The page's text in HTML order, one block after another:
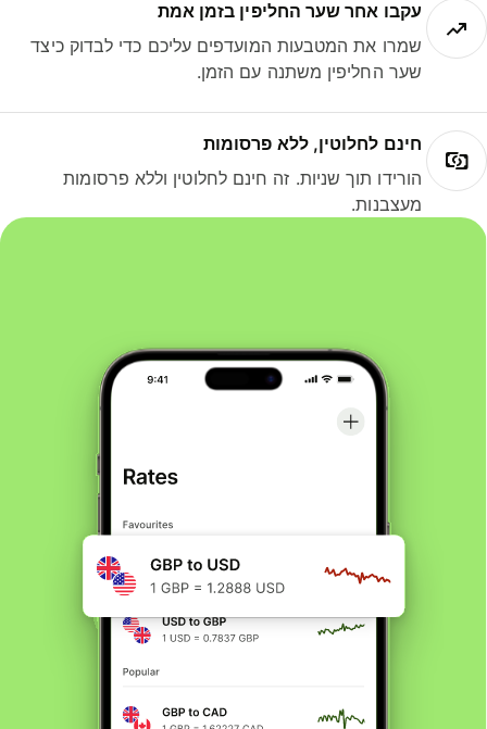
עקבו אחר שער החליפין בזמן אמת
שמרו את המטבעות המועדפים עליכם כדי לבדוק כיצד
שער החליפין משתנה עם הזמן.
חינם לחלוטין, ללא פרסומות
הורידו תוך שניות. זה חינם לחלוטין וללא פרסומות
מעצבנות.